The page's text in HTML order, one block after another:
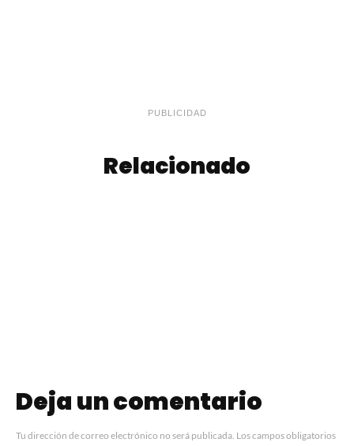
PUBLICIDAD
Relacionado
Deja un comentario
Tu dirección de correo electrónico no será publicada. Los campos obligatorios